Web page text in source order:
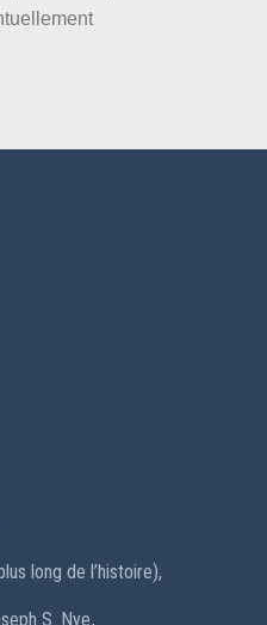
long de l’histoire),
S. Nye,